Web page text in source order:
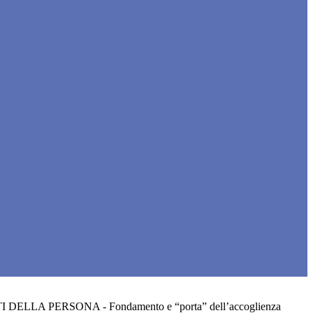
PERSONA - Fondamento e “porta” dell’accoglienza